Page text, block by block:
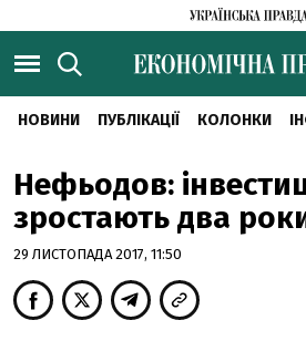
НОВИНИ ПУБЛІКАЦІЇ КОЛОНКИ
Нефьодов:
зростають два
29 ЛИСТОПАДА 2017, 11:50